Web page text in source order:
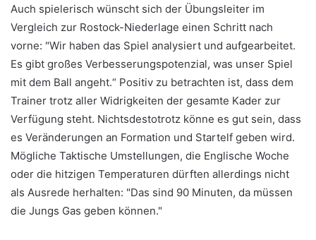
Auch spielerisch wünscht sich der Übungsleiter im
Vergleich zur Rostock-Niederlage einen Schritt nach
vorne: "Wir haben das Spiel analysiert und aufgearbeitet.
Es gibt großes Verbesserungspotenzial, was unser Spiel
mit dem Ball angeht.“ Positiv zu betrachten ist, dass dem
Trainer trotz aller Widrigkeiten der gesamte Kader zur
Verfügung steht. Nichtsdestotrotz könne es gut sein, dass
es Veränderungen an Formation und Startelf geben wird.
Mögliche Taktische Umstellungen, die Englische Woche
oder die hitzigen Temperaturen dürften allerdings nicht
als Ausrede herhalten: "Das sind 90 Minuten, da müssen
die Jungs Gas geben können."